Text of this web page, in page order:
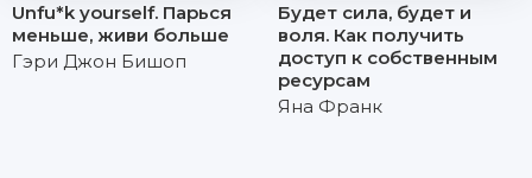
Unfu*k yourself. Парься
меньше, живи больше
Гэри Джон Бишоп
Будет сила, будет и
воля. Как получить
доступ к собственным
ресурсам
Яна Франк